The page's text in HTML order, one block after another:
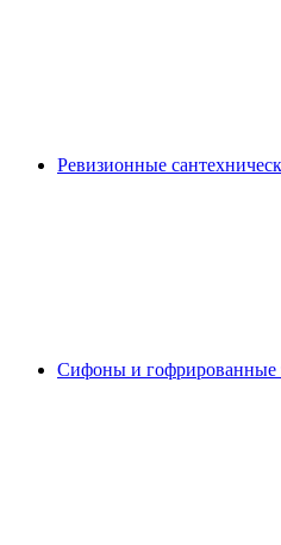
Ревизионные
Сифоны и гофрированные